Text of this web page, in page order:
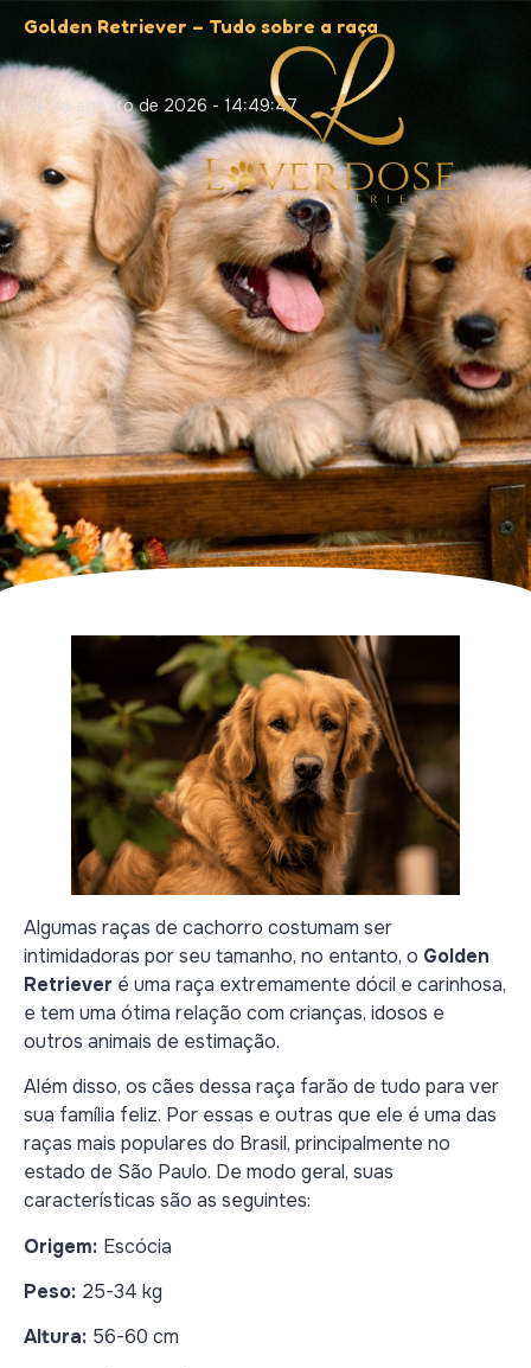
Golden Retriever – Tudo sobre a raça
08 de agosto de 2026 - 14:49:47
Algumas raças de cachorro costumam ser
intimidadoras por seu tamanho, no entanto, o Golden
Retriever é uma raça extremamente dócil e carinhosa,
e tem uma ótima relação com crianças, idosos e
outros animais de estimação.
Além disso, os cães dessa raça farão de tudo para ver
sua família feliz. Por essas e outras que ele é uma das
raças mais populares do Brasil, principalmente no
estado de São Paulo. De modo geral, suas
características são as seguintes:
Origem: Escócia
Peso: 25-34 kg
Altura: 56-60 cm